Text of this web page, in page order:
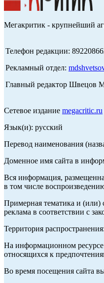
Мегакритик - крупнейший
Телефон редакции:
Рекламный отдел:
Главный редактор Швецов
Сетевое издание megacritic.ru
Язык(и): русский
Перевод наименования
Доменное имя сайта в
Вся информация,
в том числе
Примерная тематика и (или)
реклама в соответствии с
Территория
На информационном ресурсе
относящихся к
Во время посещения сайта